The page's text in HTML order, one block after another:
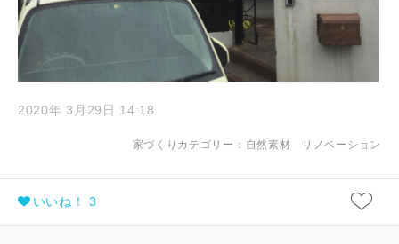
2020年 3月29日 14:18
家づくりカテゴリー： 自然素材 リノベーション
いいね！ 3